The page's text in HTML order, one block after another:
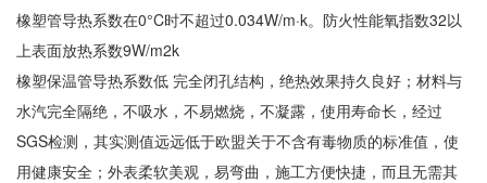
橡塑管导热系数在0°C时不超过0.034W/m·k。防火性能氧指数32以
上表面放热系数9W/m2k
橡塑保温管导热系数低 完全闭孔结构，绝热效果持久良好；材料与
水汽完全隔绝，不吸水，不易燃烧，不凝露，使用寿命长，经过
SGS检测，其实测值远远低于欧盟关于不含有毒物质的标准值，使
用健康安全；外表柔软美观，易弯曲，施工方便快捷，而且无需其